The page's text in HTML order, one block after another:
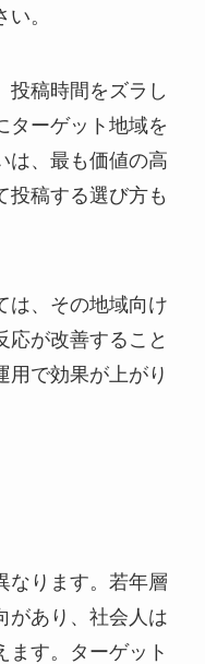
。
投稿時間をズラし
ターゲット地域を
は、最も価値の高
投稿する選び方も
は、その地域向け
応が改善すること
用で効果が上がり
なります。若年層
があり、社会人は
ます。ターゲット